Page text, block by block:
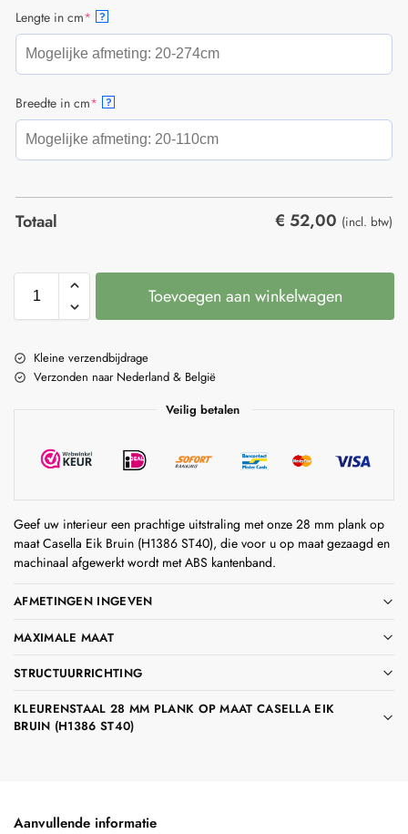
Lengte in cm* ?
Breedte in cm* ?
Totaal € 52,00 (incl. btw)
Toevoegen aan winkelwagen
Kleine verzendbijdrage
Verzonden naar Nederland & België
Veilig betalen
Geef uw interieur een prachtige uitstraling met onze 28 mm plank op
maat Casella Eik Bruin (H1386 ST40), die voor u op maat gezaagd en
machinaal afgewerkt wordt met ABS kantenband.
AFMETINGEN INGEVEN
MAXIMALE MAAT
STRUCTUURRICHTING
KLEURENSTAAL 28 MM PLANK OP MAAT CASELLA EIK
BRUIN (H1386 ST40)
Aanvullende informatie